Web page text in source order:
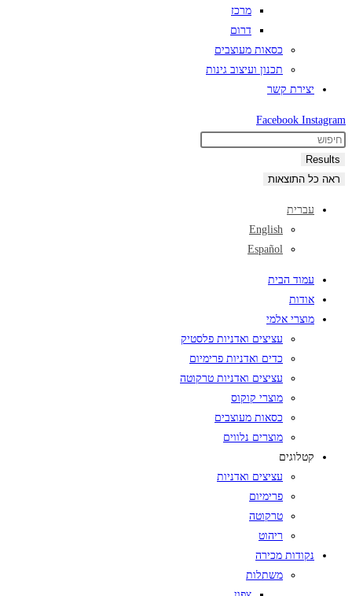
מרכז
דרום
כסאות מעוצבים
תכנון ועיצוב גינות
יצירת קשר
Facebook Instagram
Search
...
Results
ראה כל התוצאות
עברית
English
Español
עמוד הבית
אודות
מוצרי אלמי
עציצים ואדניות פלסטיק
כדים ואדניות פרימיום
עציצים ואדניות טרקוטה
מוצרי קוקוס
כסאות מעוצבים
מוצרים נלווים
קטלוגים
עציצים ואדניות
פרימיום
טרקוטה
ריהוט
נקודות מכירה
משתלות